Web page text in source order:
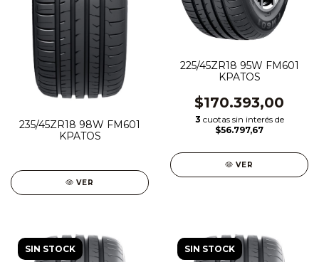
235/45ZR18 98W FM601
KPATOS
VER
225/45ZR18 95W FM601
KPATOS
$170.393,00
3 cuotas sin interés de
$56.797,67
VER
SIN STOCK SIN STOCK